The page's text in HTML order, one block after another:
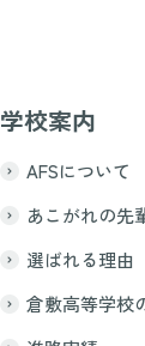
学校案内
AFSについて
あこがれの先
選ばれる理由
倉敷高等学校